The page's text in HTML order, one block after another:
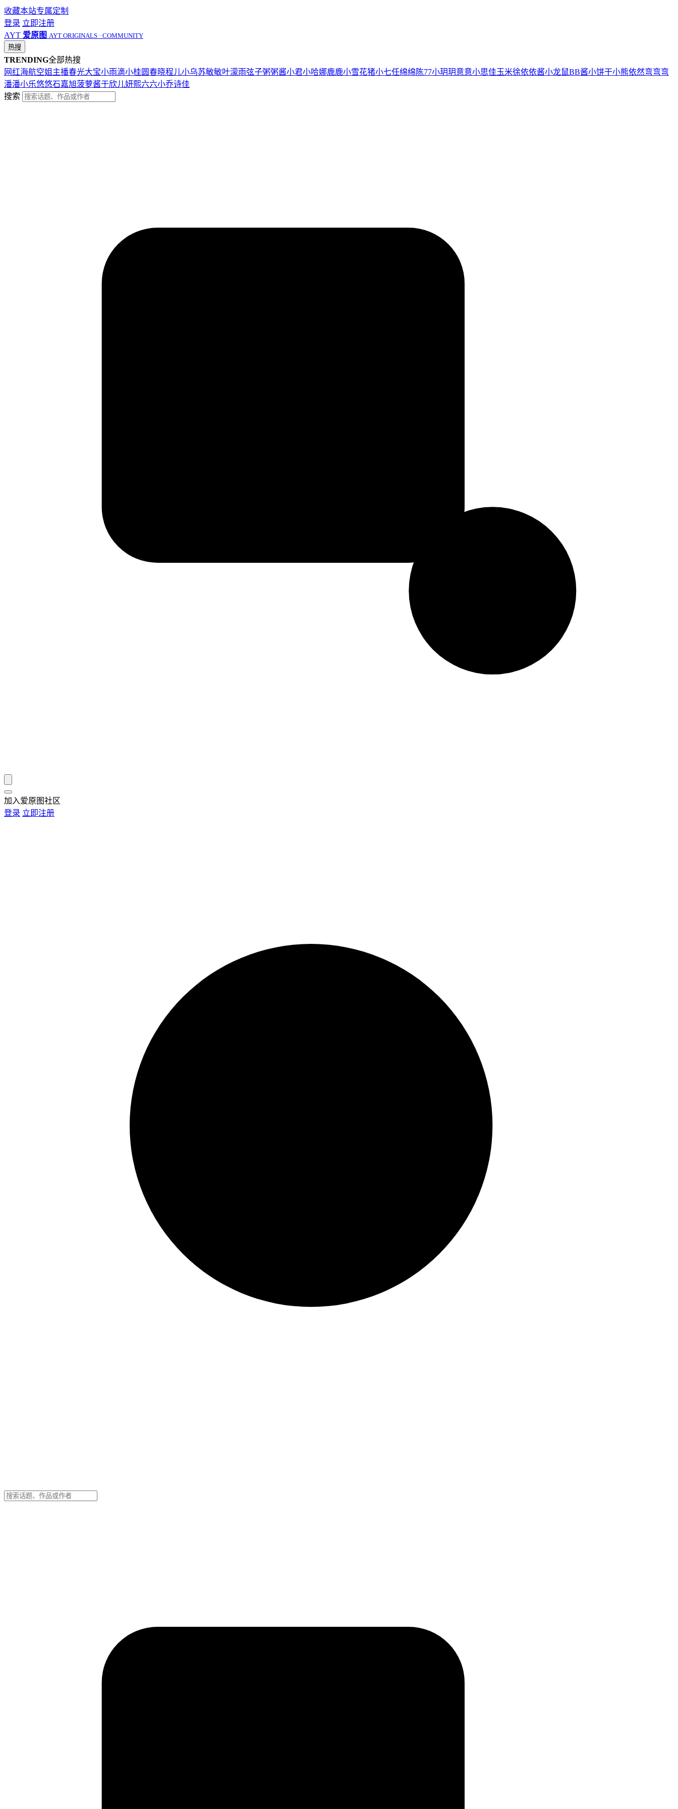
收藏本站专属定制
登录 立即注册
AYT 爱原图 AYT ORIGINALS · COMMUNITY
热搜
TRENDING全部热搜
网红海航空姐 主播春光大宝小雨滴小桂圆春晓程儿小乌苏敏敏叶濛雨弦子粥粥酱小君小哈娜鹿鹿小雪花猪小七任绵绵 陈77小玥玥意意小思佳玉米徐依依酱小龙鼠BB酱小饼干小熊依然弯弯弯
潘潘小乐悠悠石嘉旭菠萝酱于欣儿妍熙六六小乔诗佳
搜索
加入爱原图社区
登录 立即注册